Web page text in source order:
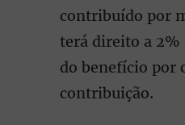
contribuído por
terá direito a 2%
do benefício por
contribuição.